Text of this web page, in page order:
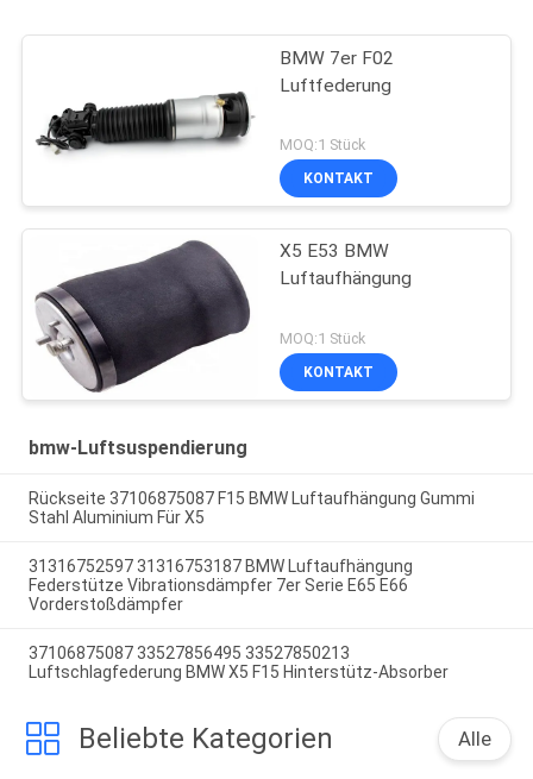
BMW 7er F02
Luftfederung
MOQ:1 Stück
KONTAKT
X5 E53 BMW
Luftaufhängung
MOQ:1 Stück
KONTAKT
bmw-Luftsuspendierung
Rückseite 37106875087 F15 BMW Luftaufhängung Gummi
Stahl Aluminium Für X5
31316752597 31316753187 BMW Luftaufhängung
Federstütze Vibrationsdämpfer 7er Serie E65 E66
Vorderstoßdämpfer
37106875087 33527856495 33527850213
Luftschlagfederung BMW X5 F15 Hinterstütz-Absorber
Beliebte Kategorien Alle